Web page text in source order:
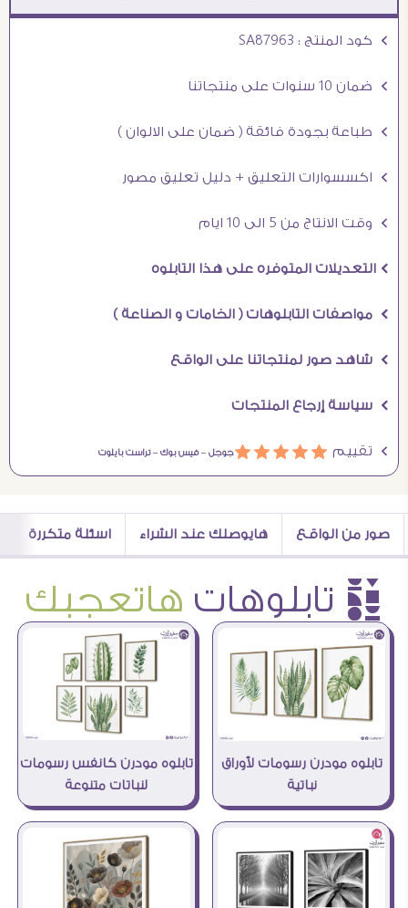
Ö كود المنتج : SA87963
Ö ضمان 10 سنوات على منتجاتنا
Ö طباعة بجودة فائقة ( ضمان على الالوان )
Ö اكسسوارات التعليق + دليل تعليق مصور
Ö وقت الانتاج من 5 الى 10 ايام
Ö التعديلات المتوفره على هذا التابلوه
Ö مواصفات التابلوهات ( الخامات و الصناعة )
Ö شاهد صور لمنتجاتنا على الواقع
Ö سياسة إرجاع المنتجات
Ö تقييم áááááجوجل –فيس بوك –تراست بايلوت
صور من الواقع هايوصلك عند الشراء اسئلة متكررة
è تابلوهات هاتعجبك
تابلوه مودرن رسومات لأوراق
نباتية
تابلوه مودرن كانفس رسومات
لنباتات متنوعة